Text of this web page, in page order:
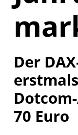
Der
70 Euro